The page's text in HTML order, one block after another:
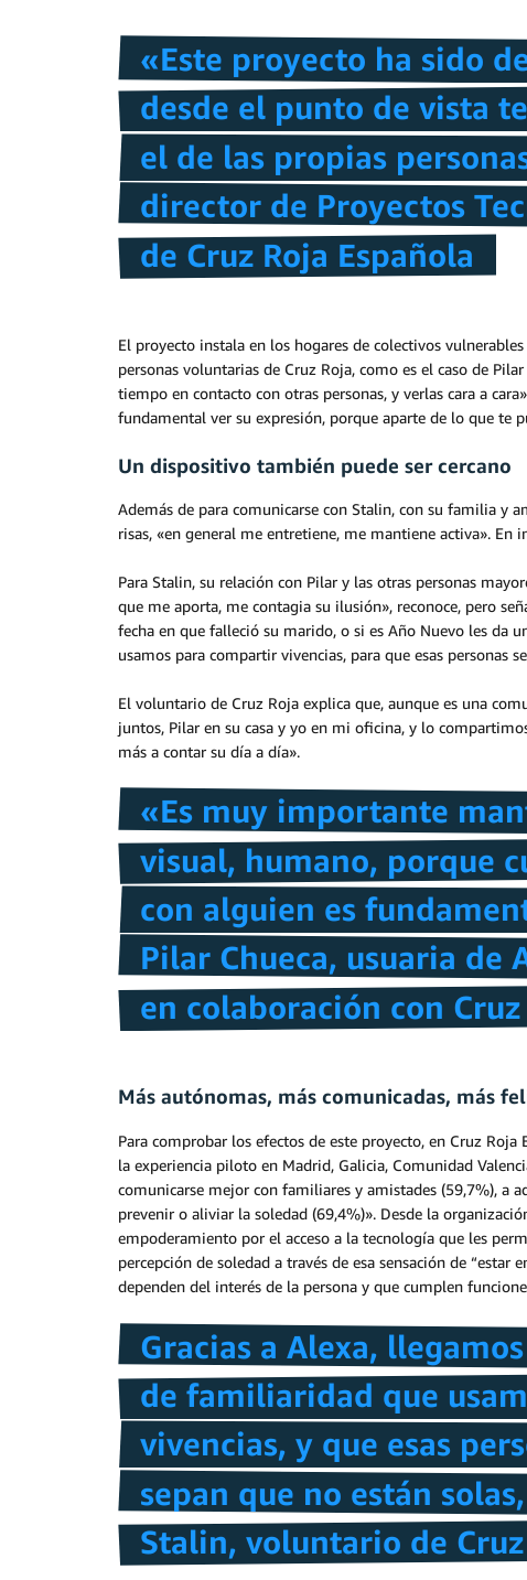
«Este proyecto ha sido
desde el punto de vista
el de las propias
director de Proyectos
de Cruz Roja Española
El proyecto instala en los hogares de colectivos
personas voluntarias de Cruz Roja, como es el caso de
tiempo en contacto con otras personas, y verlas cara a
fundamental ver su expresión, porque aparte de lo que te
Un dispositivo también puede ser cercano
Además de para comunicarse con Stalin, con su familia y
risas, «en general me entretiene, me mantiene activa».
Para Stalin, su relación con Pilar y las otras personas
que me aporta, me contagia su ilusión», reconoce, pero
fecha en que falleció su marido, o si es Año Nuevo les da
usamos para compartir vivencias, para que esas
El voluntario de Cruz Roja explica que, aunque es una
juntos, Pilar en su casa y yo en mi oficina, y lo
más a contar su día a día».
«Es muy importante
visual, humano, porque
con alguien es
Pilar Chueca, usuaria de
en colaboración con
Más autónomas, más comunicadas, más
Para comprobar los efectos de este proyecto, en Cruz
la experiencia piloto en Madrid, Galicia, Comunidad
comunicarse mejor con familiares y amistades (59,7%), a
prevenir o aliviar la soledad (69,4%)». Desde la
empoderamiento por el acceso a la tecnología que les
percepción de soledad a través de esa sensación de
dependen del interés de la persona y que cumplen
Gracias a Alexa,
de familiaridad que
vivencias, y que esas
sepan que no están solas,
Stalin, voluntario de Cruz